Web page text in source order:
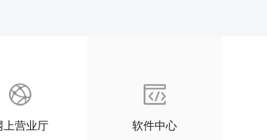
上营业厅 软件中心